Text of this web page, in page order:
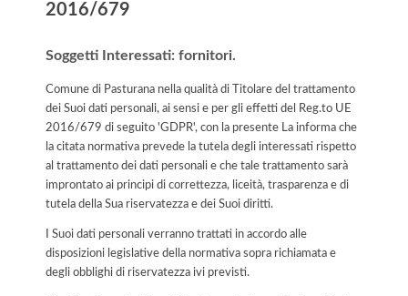
2016/679
Soggetti Interessati: fornitori.
Comune di Pasturana nella qualità di Titolare del trattamento
dei Suoi dati personali, ai sensi e per gli effetti del Reg.to UE
2016/679 di seguito 'GDPR', con la presente La informa che
la citata normativa prevede la tutela degli interessati rispetto
al trattamento dei dati personali e che tale trattamento sarà
improntato ai principi di correttezza, liceità, trasparenza e di
tutela della Sua riservatezza e dei Suoi diritti.
I Suoi dati personali verranno trattati in accordo alle
disposizioni legislative della normativa sopra richiamata e
degli obblighi di riservatezza ivi previsti.